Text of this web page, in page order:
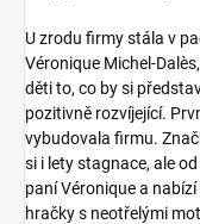
U zrodu firmy stála v
Véronique Michel-
děti to, co by si
pozitivně rozvíjející.
vybudovala firmu.
si i lety stagnace, ale
paní Véronique a
hračky s neotřelými